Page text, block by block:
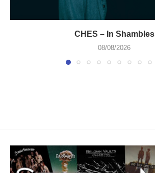
CHES – In Shambles
08/08/2026